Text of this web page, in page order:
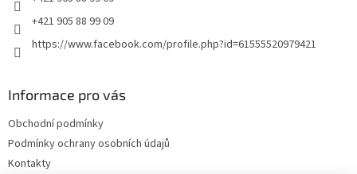
+421 905 88 99 09
https://www.facebook.com/profile.php?id=61555520979421
Informace pro vás
Obchodní podmínky
Podmínky ochrany osobních údajů
Kontakty